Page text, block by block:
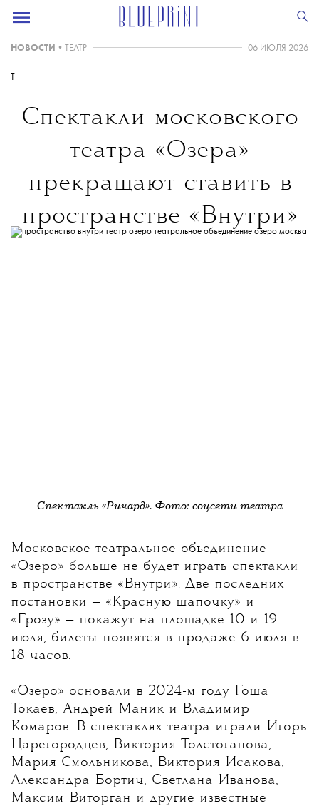
НОВОСТИ • ТЕАТР 06 ИЮЛЯ 2026
T
Спектакли московского
театра «Озера»
прекращают ставить в
пространстве «Внутри»
Спектакль «Ричард». Фото: соцсети театра
Московское театральное объединение
«Озеро» больше не будет играть спектакли
в пространстве «Внутри». Две последних
постановки — «Красную шапочку» и
«Грозу» — покажут на площадке 10 и 19
июля; билеты появятся в продаже 6 июля в
18 часов.
«Озеро» основали в 2024-м году Гоша
Токаев, Андрей Маник и Владимир
Комаров. В спектаклях театра играли Игорь
Царегородцев, Виктория Толстоганова,
Мария Смольникова, Виктория Исакова,
Александра Бортич, Светлана Иванова,
Максим Виторган и другие известные